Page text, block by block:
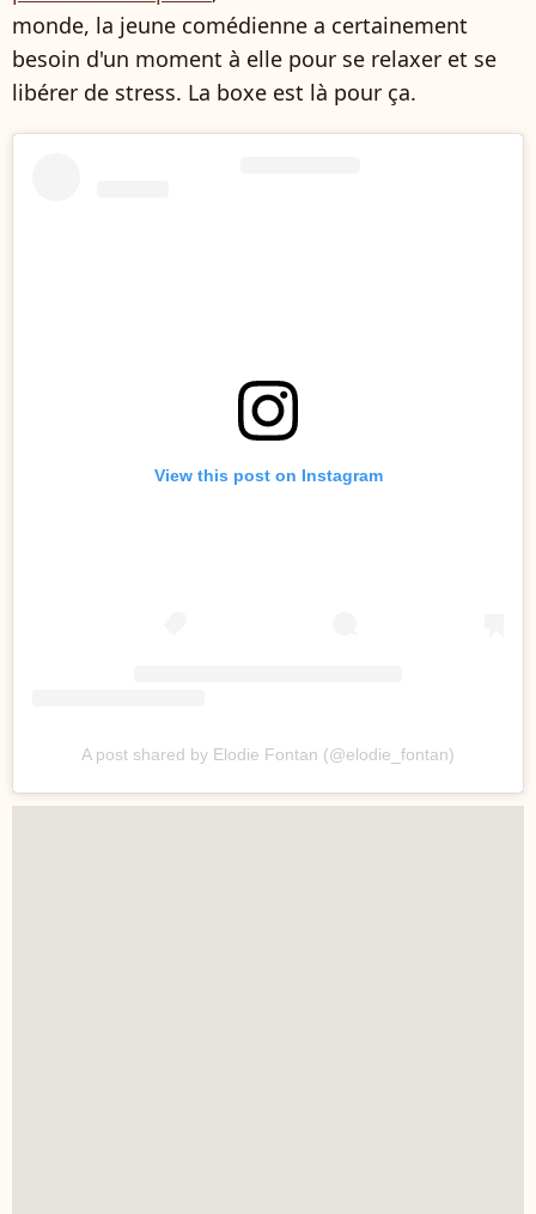
monde, la jeune comédienne a certainement
besoin d'un moment à elle pour se relaxer et se
libérer de stress. La boxe est là pour ça.
View this post on Instagram
A post shared by Elodie Fontan (@elodie_fontan)